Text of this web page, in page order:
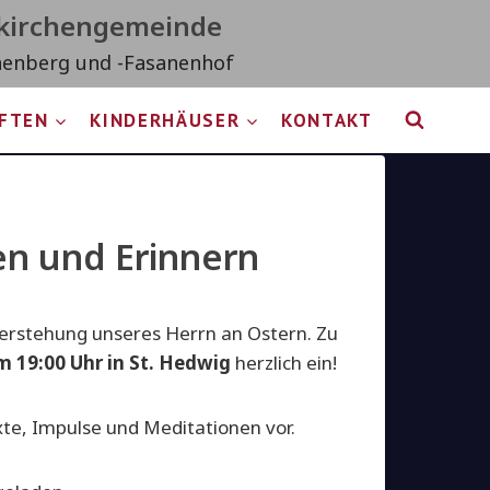
und -Fasanenhof
KINDERHÄUSER KONTAKT
und Erinnern
unseres Herrn an Ostern. Zu
19:00 Uhr in St. Hedwig herzlich ein!
Impulse und Meditationen vor.